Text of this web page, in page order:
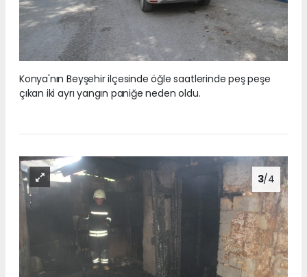
Konya'nın Beyşehir ilçesinde öğle saatlerinde peş peşe
çıkan iki ayrı yangın paniğe neden oldu.
3/4